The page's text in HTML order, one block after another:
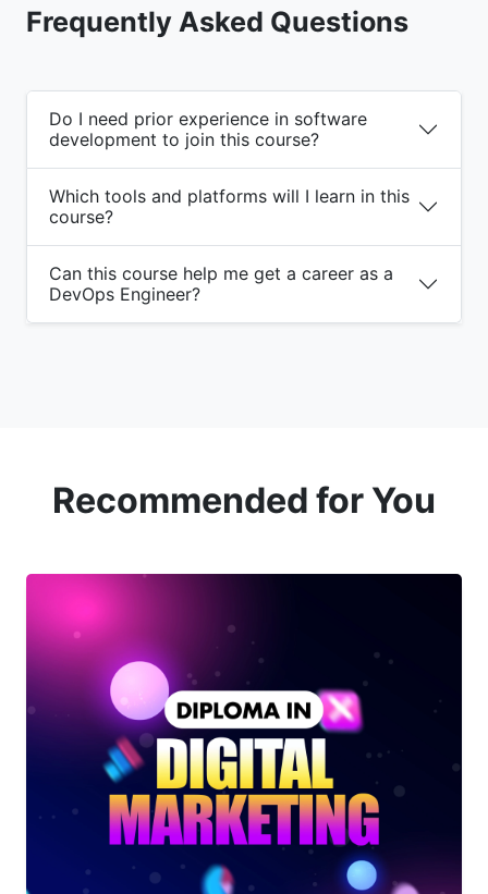
Frequently Asked Questions
Do I need prior experience in software
development to join this course?
Which tools and platforms will I learn in this
course?
Can this course help me get a career as a
DevOps Engineer?
Recommended for You